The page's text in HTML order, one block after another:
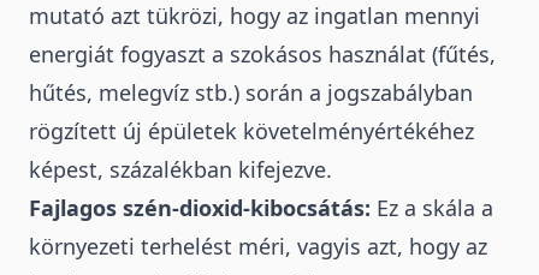
mutató azt tükrözi, hogy az ingatlan mennyi
energiát fogyaszt a szokásos használat (fűtés,
hűtés, melegvíz stb.) során a jogszabályban
rögzített új épületek követelményértékéhez
képest, százalékban kifejezve.
Fajlagos szén-dioxid-kibocsátás: Ez a skála a
környezeti terhelést méri, vagyis azt, hogy az